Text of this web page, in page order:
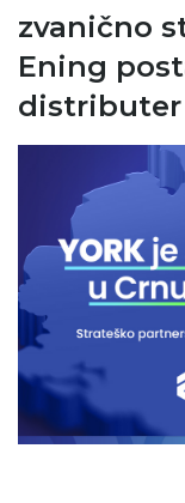
zvanično
Ening
distributer